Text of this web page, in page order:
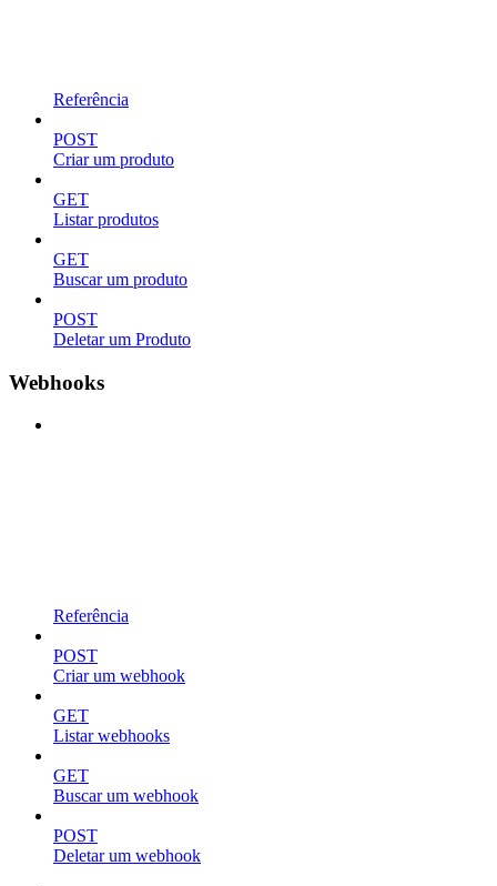
Referência
POST
Criar um produto
GET
Listar produtos
GET
Buscar um produto
POST
Deletar um Produto
Webhooks
Referência
POST
Criar um webhook
GET
Listar webhooks
GET
Buscar um webhook
POST
Deletar um webhook